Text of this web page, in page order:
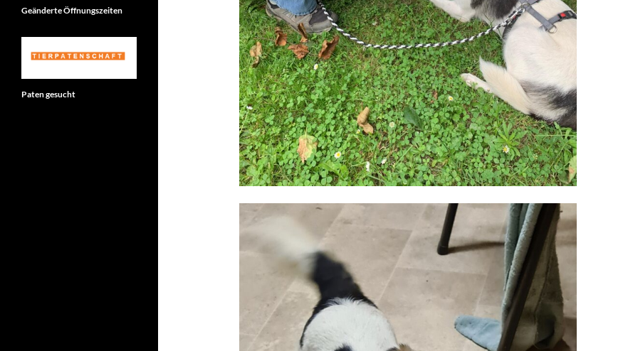
Geänderte Öffnungszeiten
Paten gesucht